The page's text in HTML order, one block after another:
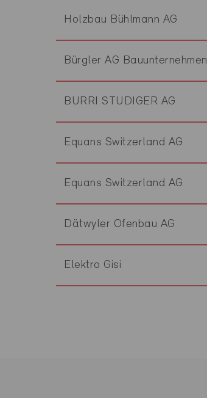
Holzbau Bühlmann AG
Bürgler AG Bauunternehmen
BURRI STUDIGER AG
Equans Switzerland AG
Equans Switzerland AG
Dätwyler Ofenbau AG
Elektro Gisi